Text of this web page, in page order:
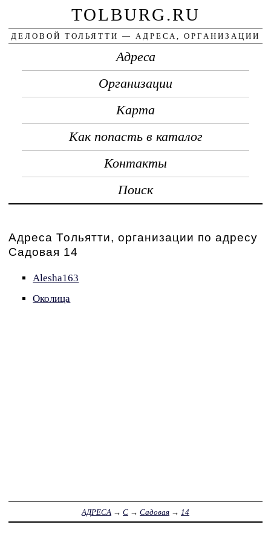
TOLBURG.RU
ДЕЛОВОЙ ТОЛЬЯТТИ — АДРЕСА, ОРГАНИЗАЦИИ
Адреса
Организации
Карта
Как попасть в каталог
Контакты
Поиск
Адреса Тольятти, организации по адресу
Садовая 14
Alesha163
Околица
АДРЕСА → С → Садовая → 14